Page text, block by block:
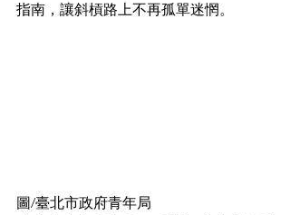
指南，讓斜槓路上不再孤單迷惘。
圖/臺北市政府青年局